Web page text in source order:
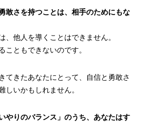
敢さを持つことは、相手のためにもな
、他人を導くことはできません。
こともできないのです。
てきたあなたにとって、自信と勇敢さ
しいかもしれません。
やりのバランス」のうち、あなたはす